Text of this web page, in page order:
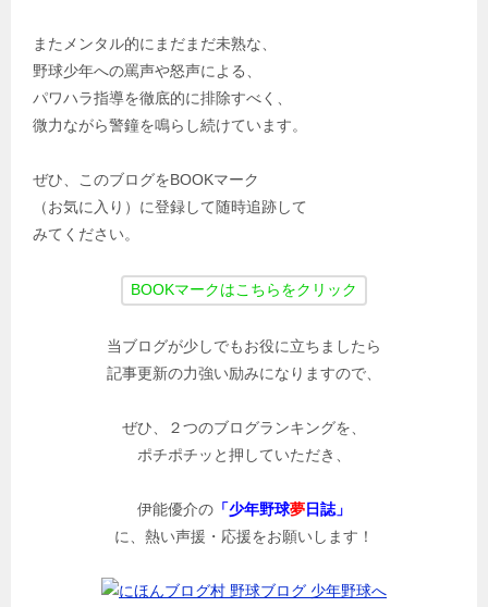
またメンタル的にまだまだ未熟な、
野球少年への罵声や怒声による、
パワハラ指導を徹底的に排除すべく、
微力ながら警鐘を鳴らし続けています。
ぜひ、このブログをBOOKマーク
（お気に入り）に登録して随時追跡して
みてください。
当ブログが少しでもお役に立ちましたら
記事更新の力強い励みになりますので、
ぜひ、２つのブログランキングを、
ポチポチッと押していただき、
伊能優介の 「少年野球夢日誌」
に、熱い声援・応援をお願いします！